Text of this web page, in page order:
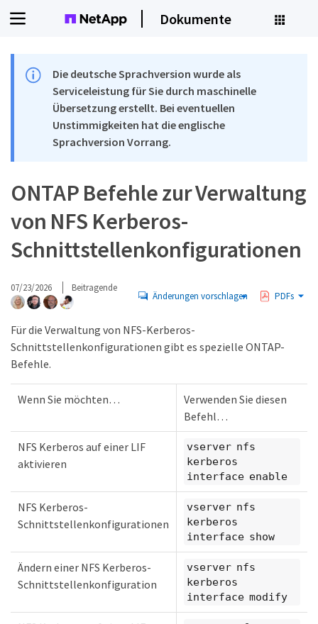
Dokumente
Die deutsche Sprachversion wurde als
Serviceleistung für Sie durch maschinelle
Übersetzung erstellt. Bei eventuellen
Unstimmigkeiten hat die englische
Sprachversion Vorrang.
ONTAP Befehle zur Verwaltung
von NFS Kerberos-
Schnittstellenkonfigurationen
07/23/2026 Beitragende
Änderungen vorschlagen PDFs
Für die Verwaltung von NFS-Kerberos-
Schnittstellenkonfigurationen gibt es spezielle ONTAP-
Befehle.
Wenn Sie möchten…​
Verwenden Sie diesen
Befehl…​
NFS Kerberos auf einer LIF
aktivieren
vserver nfs
kerberos
interface enable
NFS Kerberos-
Schnittstellenkonfigurationen
vserver nfs
kerberos
interface show
Ändern einer NFS Kerberos-
Schnittstellenkonfiguration
vserver nfs
kerberos
interface modify